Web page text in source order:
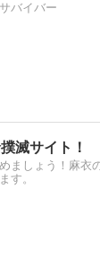
バイバー
滅サイト！
ましょう！麻衣
す。